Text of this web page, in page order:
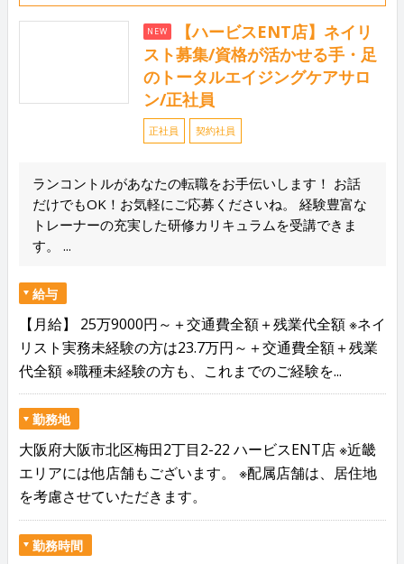
NEW
【ハービスENT店】ネイリ
スト募集/資格が活かせる手・足
のトータルエイジングケアサロ
ン/正社員
正社員 契約社員
ランコントルがあなたの転職をお手伝いします！ お話
だけでもOK！お気軽にご応募くださいね。 経験豊富な
トレーナーの充実した研修カリキュラムを受講できま
す。 ...
給与
【月給】 25万9000円～＋交通費全額＋残業代全額 ※ネイ
リスト実務未経験の方は23.7万円～＋交通費全額＋残業
代全額 ※職種未経験の方も、これまでのご経験を...
勤務地
大阪府大阪市北区梅田2丁目2-22 ハービスENT店 ※近畿
エリアには他店舗もございます。 ※配属店舗は、居住地
を考慮させていただきます。
勤務時間